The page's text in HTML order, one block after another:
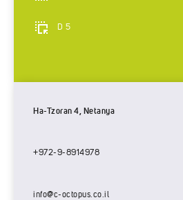
D 5
Ha-Tzoran 4, Netanya
+972-9-8914978
info@c-octopus.co.il